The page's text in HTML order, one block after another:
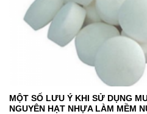
MỘT SỐ LƯU Ý KHI SỬ DỤNG
NGUYÊN HẠT NHỰA LÀM MỀM